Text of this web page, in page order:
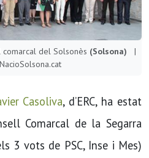
del Solsonès (Solsona)
|
Casoliva, d’ERC, ha estat
Comarcal de la Segarra
3 vots de PSC, Inse i Mes)